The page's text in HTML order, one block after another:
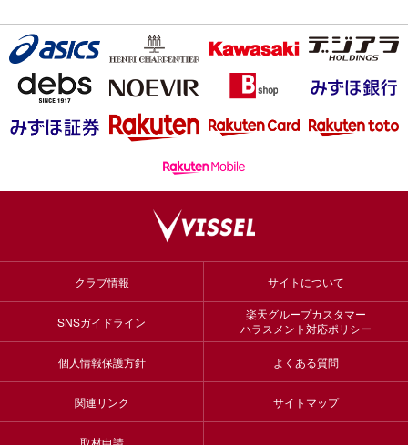
クラブ情報 サイトについて
SNSガイドライン
楽天グループカスタマー
ハラスメント対応ポリシー
個人情報保護方針 よくある質問
関連リンク サイトマップ
取材申請